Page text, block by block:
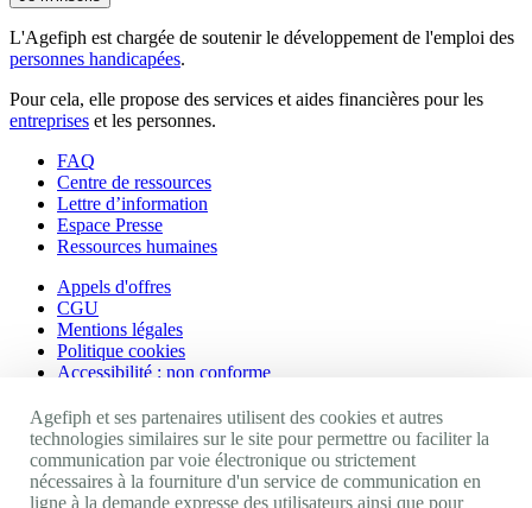
L'Agefiph est chargée de soutenir le développement de l'emploi des
personnes handicapées.
Pour cela, elle propose des services et aides financières pour les
entreprises et les personnes.
FAQ
Centre de ressources
Lettre d’information
Espace Presse
Ressources humaines
Appels d'offres
CGU
Mentions légales
Politique cookies
Accessibilité : non conforme
Nos autres sites
Site portail Agefiph
Activateur de progrès
Agefiph et ses partenaires utilisent des cookies et autres
technologies similaires sur le site pour permettre ou faciliter la
communication par voie électronique ou strictement
nécessaires à la fourniture d'un service de communication en
ligne à la demande expresse des utilisateurs ainsi que pour